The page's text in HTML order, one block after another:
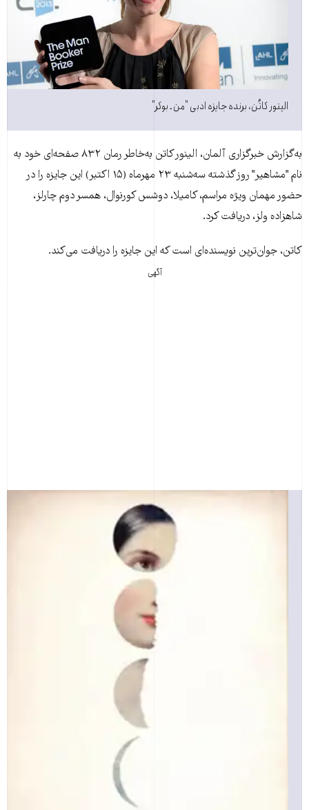
الينور کاتُن، برنده جايزه ادبی "من ـ بوکر"
به‌گزارش خبرگزاری آلمان، الينور کاتن به‌خاطر رمان ۸۳۲ صفحه‌ای خود به
نام "مشاهير" روز گذشته سه‌شنبه ۲۳ مهرماه (۱۵ اکتبر) اين جايزه را در
حضور مهمان ويژه مراسم، کامیلا، دوشس کورنوال، همسر دوم چارلز،
شاهزاده ولز، دريافت کرد.
کاتن، جوان‌ترين نويسنده‌ای است که اين جايزه را دريافت می‌کند.
آگهی